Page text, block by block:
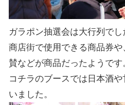
ガラポン抽選会は大行列でし
商店街で使用できる商品券
賛などが商品だったようです
コチラのブースでは日本酒
いました。